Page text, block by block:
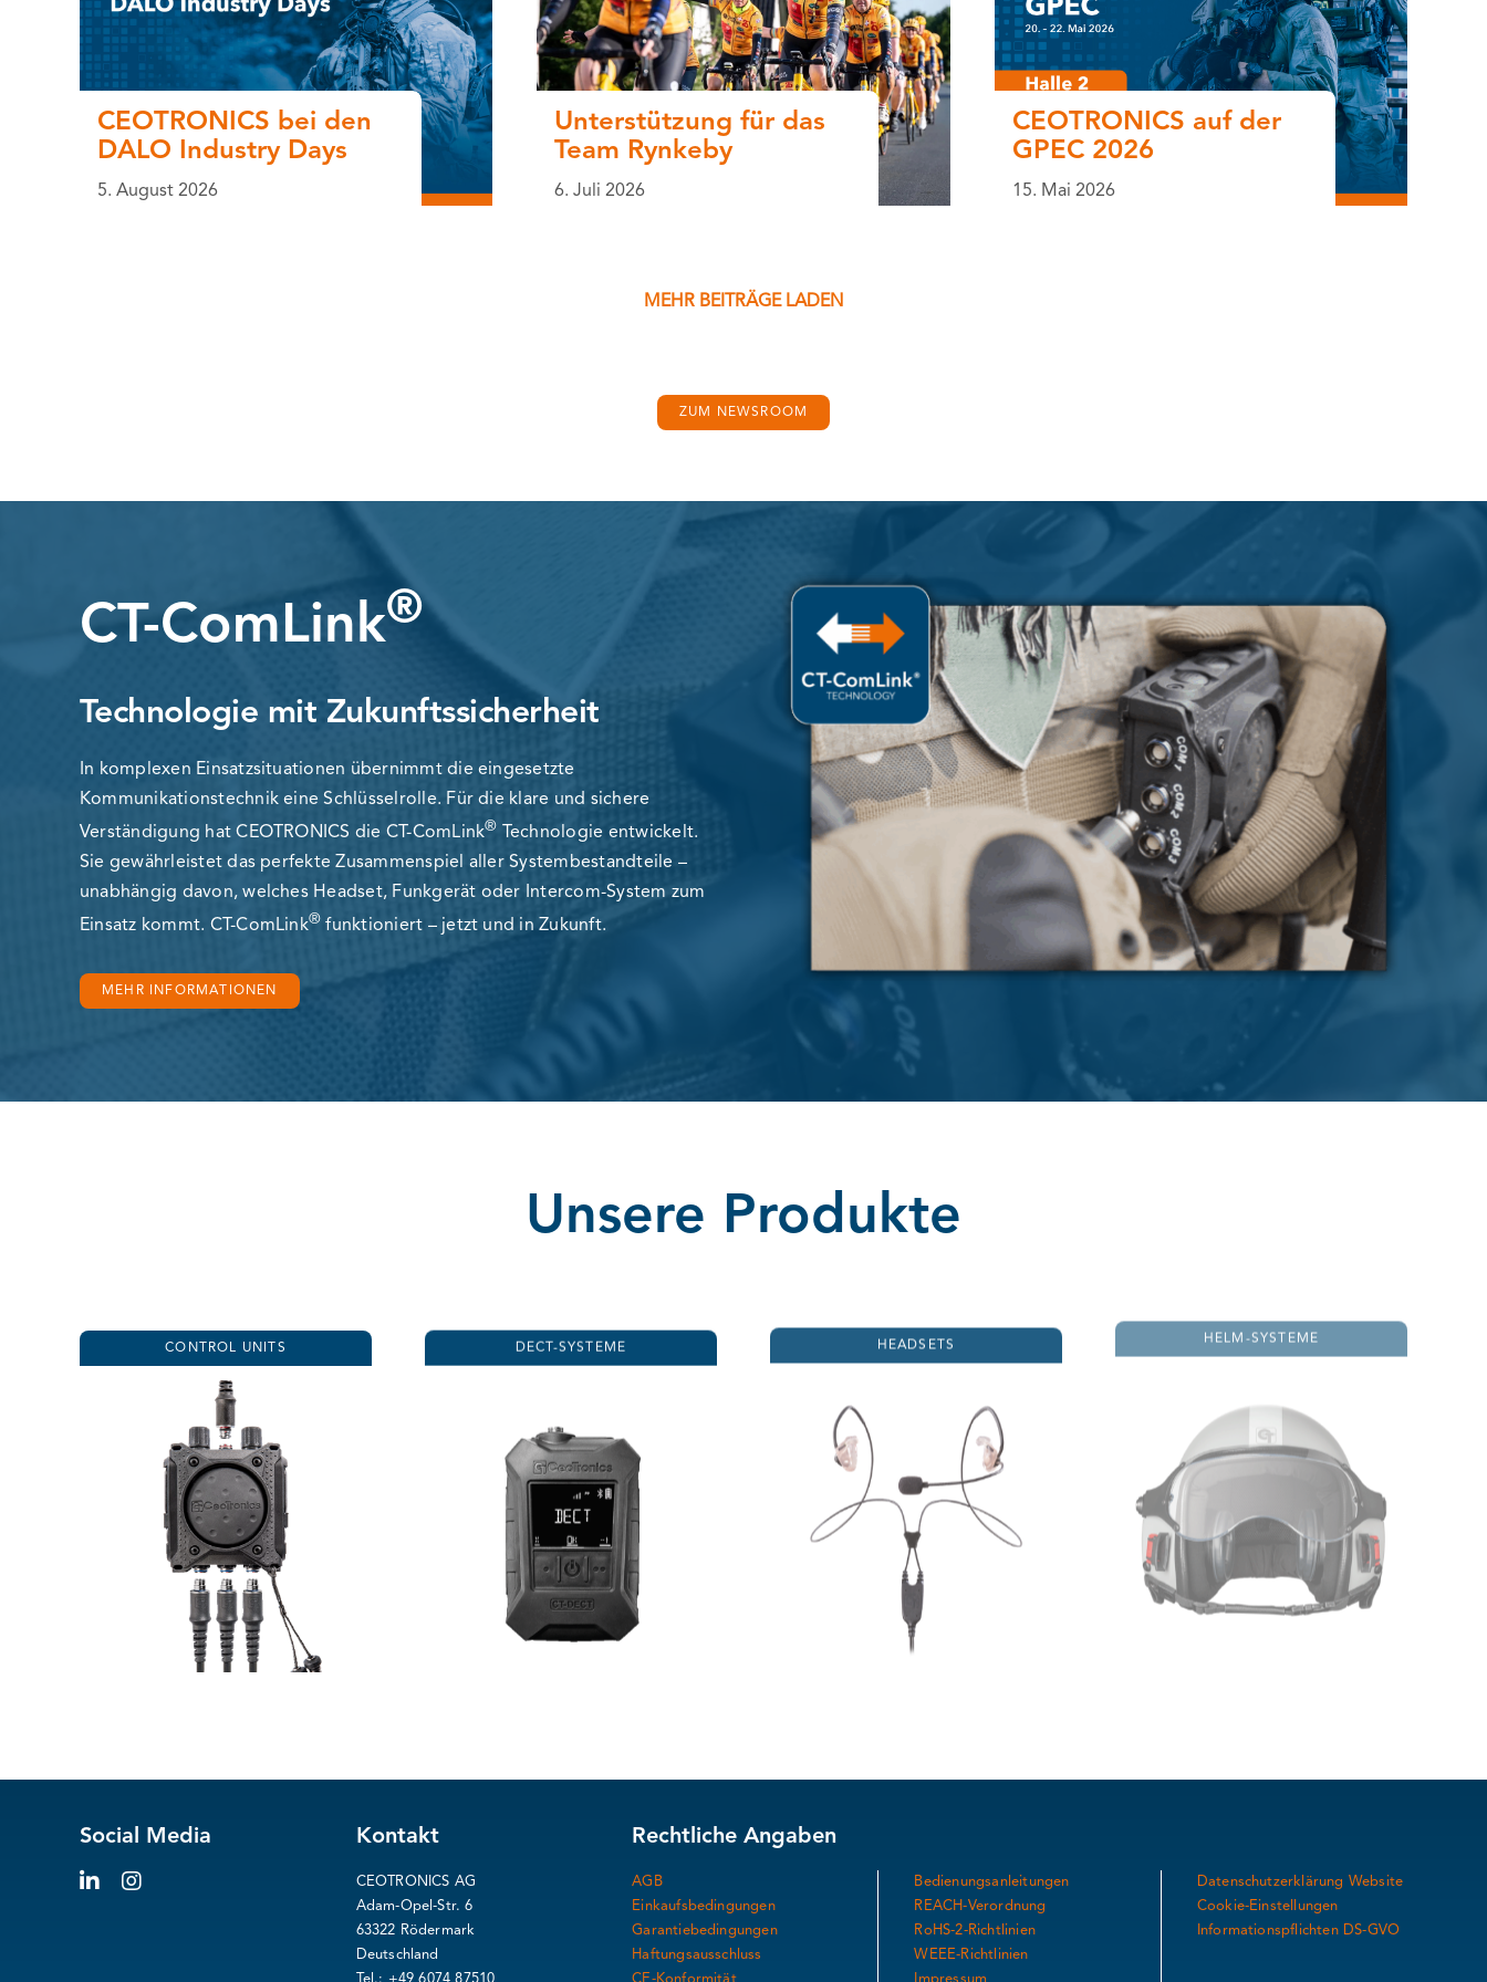
CEOTRONICS bei den
DALO Industry Days
5. August 2026
Unterstützung für das
Team Rynkeby
6. Juli 2026
CEOTRONICS auf der
GPEC 2026
15. Mai 2026
MEHR BEITRÄGE LADEN
ZUM NEWSROOM
CT-ComLink®
Technologie mit Zukunftssicherheit
In komplexen Einsatzsituationen übernimmt die eingesetzte
Kommunikationstechnik eine Schlüsselrolle. Für die klare und sichere
Verständigung hat CEOTRONICS die CT-ComLink®
Technologie entwickelt.
Sie gewährleistet das perfekte Zusammenspiel aller Systembestandteile –
unabhängig davon, welches Headset, Funkgerät oder Intercom-System zum
Einsatz kommt. CT-ComLink® funktioniert – jetzt und in Zukunft.
MEHR INFORMATIONEN
Unsere Produkte
CONTROL UNITS DECT-SYSTEME HEADSETS
Social Media Kontakt
CEOTRONICS AG
Adam-Opel-Str. 6
63322 Rödermark
Deutschland
Rechtliche Angaben
AGB
Einkaufsbedingungen
Garantiebedingungen
Haftungsausschluss
Bedienungsanleitungen
REACH-Verordnung
RoHS-2-Richtlinien
WEEE-Richtlinien
Datenschutzerklärung Website
Cookie-Einstellungen
Informationspflichten DS-GVO